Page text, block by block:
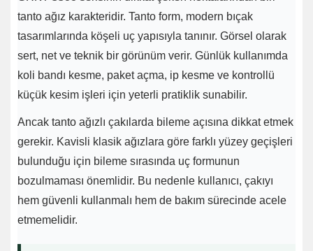
tanto ağız karakteridir. Tanto form, modern bıçak
tasarımlarında köşeli uç yapısıyla tanınır. Görsel olarak
sert, net ve teknik bir görünüm verir. Günlük kullanımda
koli bandı kesme, paket açma, ip kesme ve kontrollü
küçük kesim işleri için yeterli pratiklik sunabilir.
Ancak tanto ağızlı çakılarda bileme açısına dikkat etmek
gerekir. Kavisli klasik ağızlara göre farklı yüzey geçişleri
bulunduğu için bileme sırasında uç formunun
bozulmaması önemlidir. Bu nedenle kullanıcı, çakıyı
hem güvenli kullanmalı hem de bakım sürecinde acele
etmemelidir.